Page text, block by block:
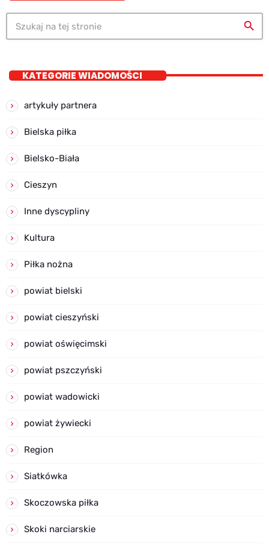
search
KATEGORIE WIADOMOŚCI
artykuły partnera
Bielska piłka
Bielsko-Biała
Cieszyn
Inne dyscypliny
Kultura
Piłka nożna
powiat bielski
powiat cieszyński
powiat oświęcimski
powiat pszczyński
powiat wadowicki
powiat żywiecki
Region
Siatkówka
Skoczowska piłka
Skoki narciarskie